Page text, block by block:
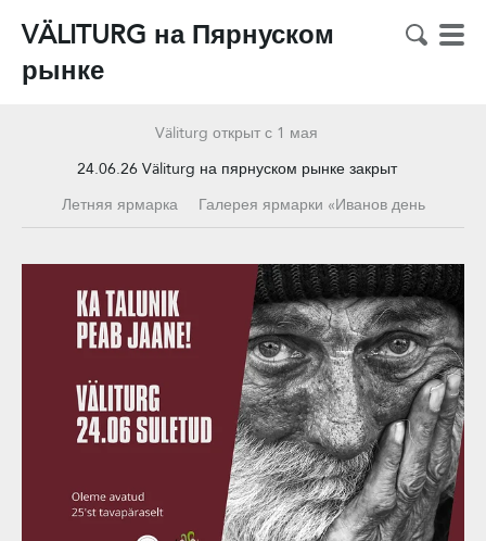
VÄLITURG на Пярнуском
рынке
Väliturg открыт с 1 мая
24.06.26 Väliturg на пярнуском рынке закрыт
Летняя ярмарка
Галерея ярмарки «Иванов день